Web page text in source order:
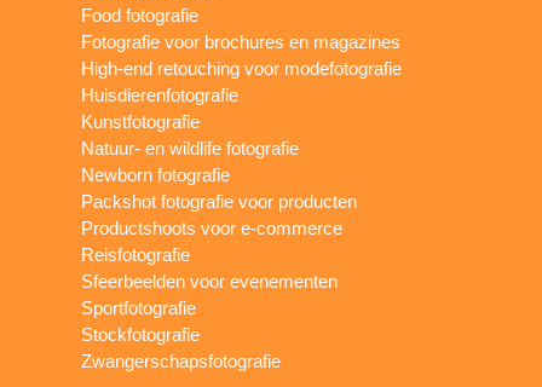
Food fotografie
Fotografie voor brochures en magazines
High-end retouching voor modefotografie
Huisdierenfotografie
Kunstfotografie
Natuur- en wildlife fotografie
Newborn fotografie
Packshot fotografie voor producten
Productshoots voor e-commerce
Reisfotografie
Sfeerbeelden voor evenementen
Sportfotografie
Stockfotografie
Zwangerschapsfotografie